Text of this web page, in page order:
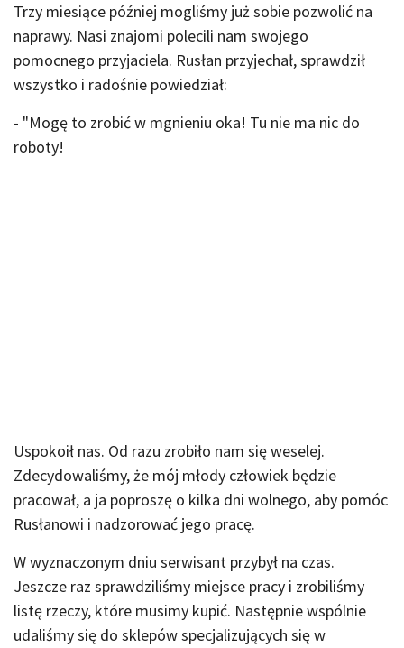
Trzy miesiące później mogliśmy już sobie pozwolić na
naprawy. Nasi znajomi polecili nam swojego
pomocnego przyjaciela. Rusłan przyjechał, sprawdził
wszystko i radośnie powiedział:
- "Mogę to zrobić w mgnieniu oka! Tu nie ma nic do
roboty!
Uspokoił nas. Od razu zrobiło nam się weselej.
Zdecydowaliśmy, że mój młody człowiek będzie
pracował, a ja poproszę o kilka dni wolnego, aby pomóc
Rusłanowi i nadzorować jego pracę.
W wyznaczonym dniu serwisant przybył na czas.
Jeszcze raz sprawdziliśmy miejsce pracy i zrobiliśmy
listę rzeczy, które musimy kupić. Następnie wspólnie
udaliśmy się do sklepów specjalizujących się w